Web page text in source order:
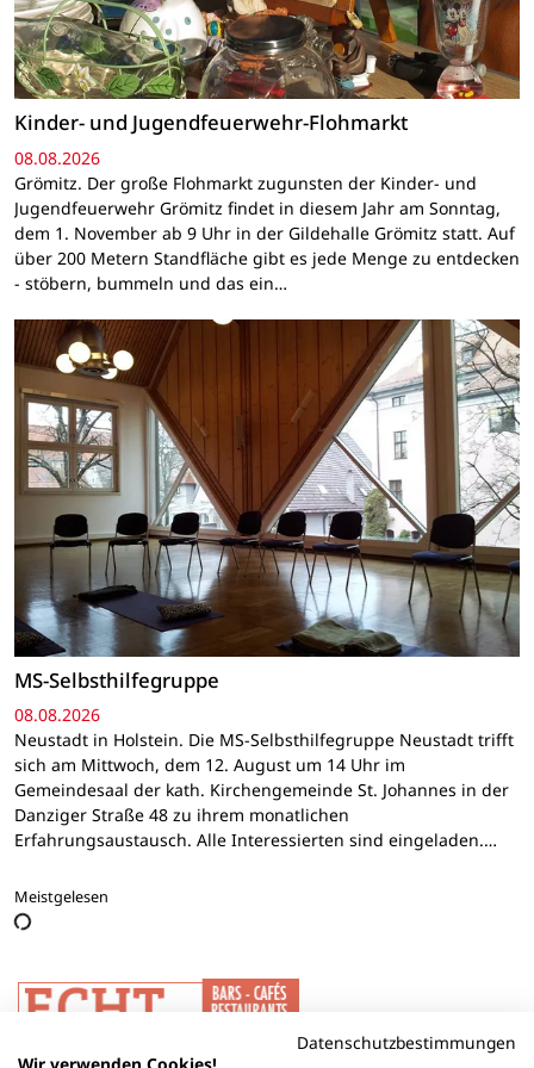
Kinder- und Jugendfeuerwehr-Flohmarkt
08.08.2026
Grömitz. Der große Flohmarkt zugunsten der Kinder- und
Jugendfeuerwehr Grömitz findet in diesem Jahr am Sonntag,
dem 1. November ab 9 Uhr in der Gildehalle Grömitz statt. Auf
über 200 Metern Standfläche gibt es jede Menge zu entdecken
- stöbern, bummeln und das ein…
MS-Selbsthilfegruppe
08.08.2026
Neustadt in Holstein. Die MS-Selbsthilfegruppe Neustadt trifft
sich am Mittwoch, dem 12. August um 14 Uhr im
Gemeindesaal der kath. Kirchengemeinde St. Johannes in der
Danziger Straße 48 zu ihrem monatlichen
Erfahrungsaustausch. Alle Interessierten sind eingeladen.…
Meistgelesen
Datenschutzbestimmungen